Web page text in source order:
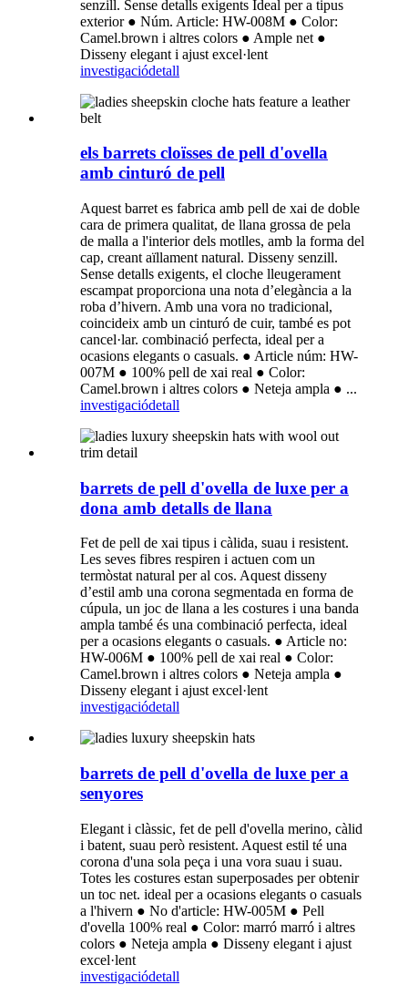
senzill. Sense detalls exigents Ideal per a tipus
exterior ● Núm. Article: HW-008M ● Color:
Camel.brown i altres colors ● Ample net ●
Disseny elegant i ajust excel·lent
investigaciódetall
els barrets cloïsses de pell d'ovella
amb cinturó de pell
Aquest barret es fabrica amb pell de xai de doble
cara de primera qualitat, de llana grossa de pela
de malla a l'interior dels motlles, amb la forma del
cap, creant aïllament natural. Disseny senzill.
Sense detalls exigents, el cloche lleugerament
escampat proporciona una nota d’elegància a la
roba d’hivern. Amb una vora no tradicional,
coincideix amb un cinturó de cuir, també es pot
cancel·lar. combinació perfecta, ideal per a
ocasions elegants o casuals. ● Article núm: HW-
007M ● 100% pell de xai real ● Color:
Camel.brown i altres colors ● Neteja ampla ● ...
investigaciódetall
barrets de pell d'ovella de luxe per a
dona amb detalls de llana
Fet de pell de xai tipus i càlida, suau i resistent.
Les seves fibres respiren i actuen com un
termòstat natural per al cos. Aquest disseny
d’estil amb una corona segmentada en forma de
cúpula, un joc de llana a les costures i una banda
ampla també és una combinació perfecta, ideal
per a ocasions elegants o casuals. ● Article no:
HW-006M ● 100% pell de xai real ● Color:
Camel.brown i altres colors ● Neteja ampla ●
Disseny elegant i ajust excel·lent
investigaciódetall
barrets de pell d'ovella de luxe per a
senyores
Elegant i clàssic, fet de pell d'ovella merino, càlid
i batent, suau però resistent. Aquest estil té una
corona d'una sola peça i una vora suau i suau.
Totes les costures estan superposades per obtenir
un toc net. ideal per a ocasions elegants o casuals
a l'hivern ● No d'article: HW-005M ● Pell
d'ovella 100% real ● Color: marró marró i altres
colors ● Neteja ampla ● Disseny elegant i ajust
excel·lent
investigaciódetall